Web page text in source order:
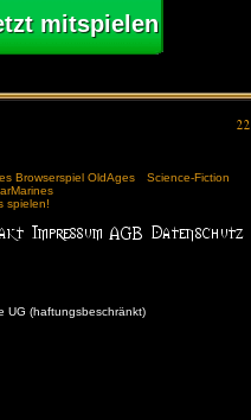
mitspielen
Browserspiel OldAges
Science-Fiction
spielen!
UG (haftungsbeschränkt)